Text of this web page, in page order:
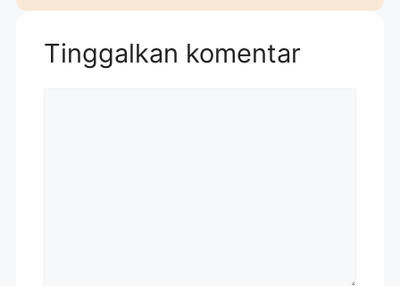
Tinggalkan komentar